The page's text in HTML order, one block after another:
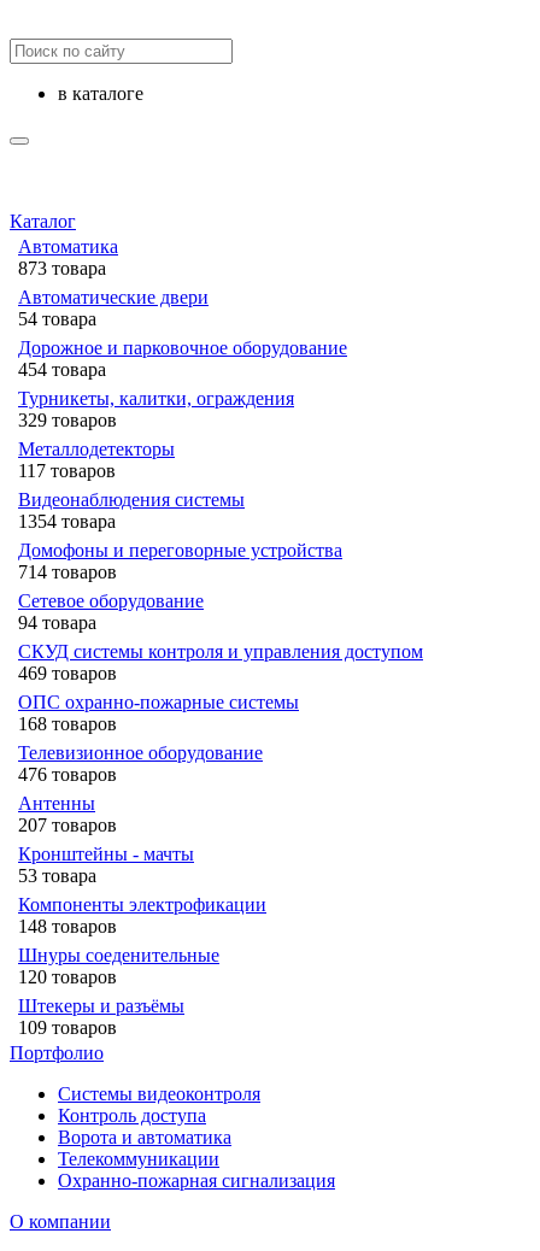
в каталоге
Каталог
Автоматика
873 товара
Автоматические двери
54 товара
Дорожное и парковочное оборудование
454 товара
Турникеты, калитки, ограждения
329 товаров
Металлодетекторы
117 товаров
Видеонаблюдения cистемы
1354 товара
Домофоны и переговорные устройства
714 товаров
Сетевое оборудование
94 товара
СКУД системы контроля и управления доступом
469 товаров
ОПС охранно-пожарные системы
168 товаров
Телевизионное оборудование
476 товаров
Антенны
207 товаров
Кронштейны - мачты
53 товара
Компоненты электрофикации
148 товаров
Шнуры соеденительные
120 товаров
Штекеры и разъёмы
109 товаров
Портфолио
Системы видеоконтроля
Контроль доступа
Ворота и автоматика
Телекоммуникации
Охранно-пожарная сигнализация
О компании